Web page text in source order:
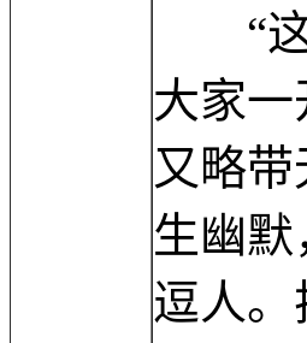
“这
大家
又略
生幽
逗人